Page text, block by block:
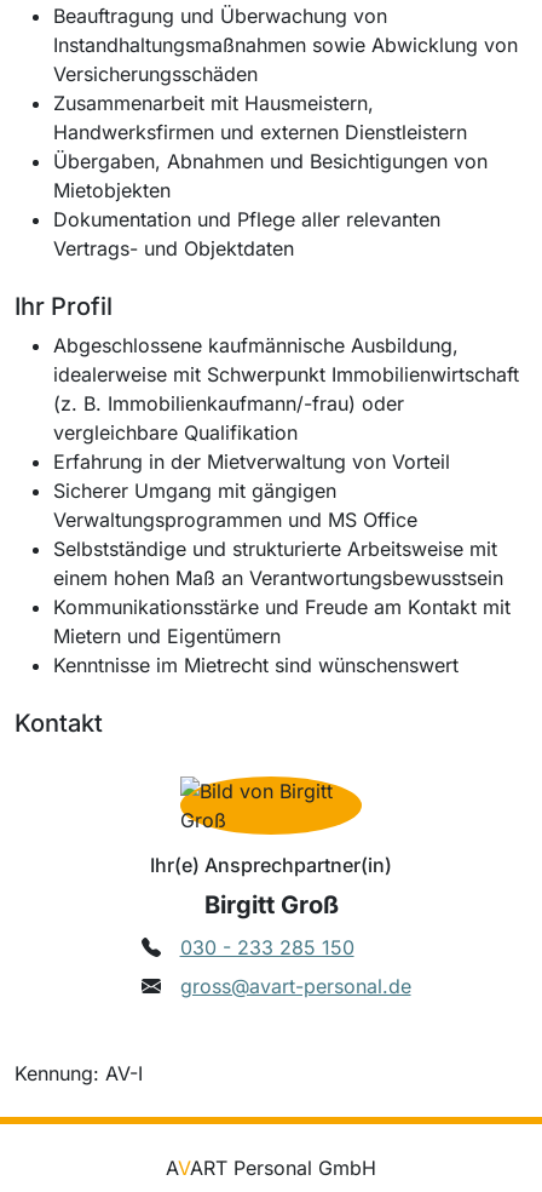
Beauftragung und Überwachung von
Instandhaltungsmaßnahmen sowie Abwicklung von
Versicherungsschäden
Zusammenarbeit mit Hausmeistern,
Handwerksfirmen und externen Dienstleistern
Übergaben, Abnahmen und Besichtigungen von
Mietobjekten
Dokumentation und Pflege aller relevanten
Vertrags- und Objektdaten
Ihr Profil
Abgeschlossene kaufmännische Ausbildung,
idealerweise mit Schwerpunkt Immobilienwirtschaft
(z. B. Immobilienkaufmann/-frau) oder
vergleichbare Qualifikation
Erfahrung in der Mietverwaltung von Vorteil
Sicherer Umgang mit gängigen
Verwaltungsprogrammen und MS Office
Selbstständige und strukturierte Arbeitsweise mit
einem hohen Maß an Verantwortungsbewusstsein
Kommunikationsstärke und Freude am Kontakt mit
Mietern und Eigentümern
Kenntnisse im Mietrecht sind wünschenswert
Kontakt
Ihr(e) Ansprechpartner(in)
Birgitt Groß
030 - 233 285 150
gross@avart-personal.de
Kennung: AV-I
AVART Personal GmbH